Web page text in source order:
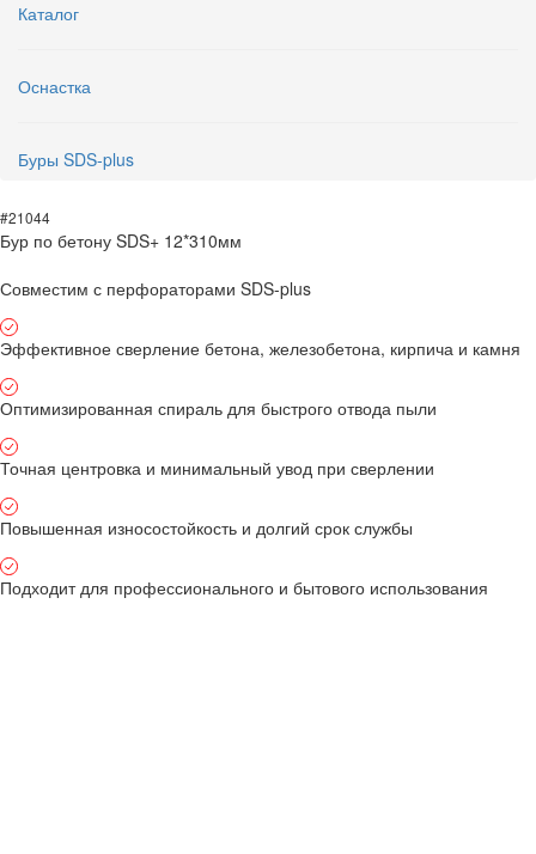
Каталог
Оснастка
Буры SDS-plus
#21044
Бур по бетону SDS+ 12*310мм
Совместим с перфораторами SDS-plus
Эффективное сверление бетона, железобетона, кирпича и камня
Оптимизированная спираль для быстрого отвода пыли
Точная центровка и минимальный увод при сверлении
Повышенная износостойкость и долгий срок службы
Подходит для профессионального и бытового использования